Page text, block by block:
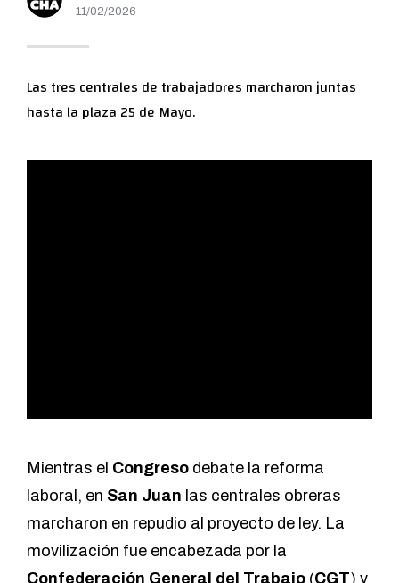
11/02/2026
Las tres centrales de trabajadores marcharon juntas
hasta la plaza 25 de Mayo.
Mientras el Congreso debate la reforma
laboral, en San Juan las centrales obreras
marcharon en repudio al proyecto de ley. La
movilización fue encabezada por la
Confederación General del Trabajo (CGT) y